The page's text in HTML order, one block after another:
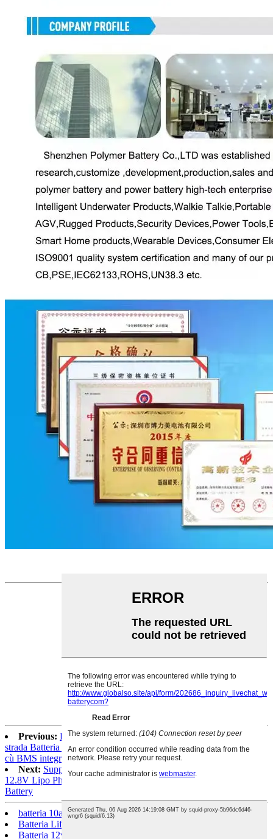
Previous: Batteria LFP 12V/12.8V 7ah LiFePO4 solare di
strada Batteria Lithium Ferro Fosfatu Batteria Lithium ion Batteria
cù BMS integratu
Next: Supportu persunalizatu 12V 24V 20Ah 48V Lithium Ion
12.8V Lipo Phosphate Battery Akku 12V 20Ah Lifepo4 Pack
Battery
batteria 10ah
Batteria Lifepo4 12v 10ah
Batteria 12v 10ah Lifepo4